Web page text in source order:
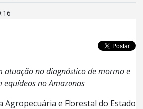
atuação no diagnóstico de mormo e
equídeos no Amazonas
Agropecuária e Florestal do Estado